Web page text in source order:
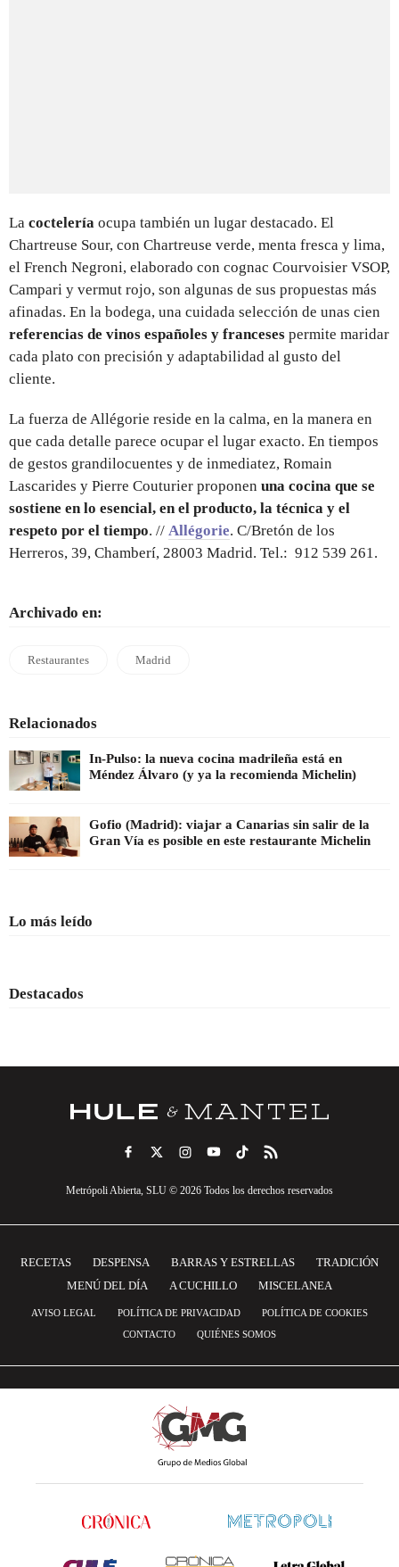
La coctelería ocupa también un lugar destacado. El
Chartreuse Sour, con Chartreuse verde, menta fresca y lima,
el French Negroni, elaborado con cognac Courvoisier VSOP,
Campari y vermut rojo, son algunas de sus propuestas más
afinadas. En la bodega, una cuidada selección de unas cien
referencias de vinos españoles y franceses permite maridar
cada plato con precisión y adaptabilidad al gusto del
cliente.
La fuerza de Allégorie reside en la calma, en la manera en
que cada detalle parece ocupar el lugar exacto. En tiempos
de gestos grandilocuentes y de inmediatez, Romain
Lascarides y Pierre Couturier proponen una cocina que se
sostiene en lo esencial, en el producto, la técnica y el
respeto por el tiempo. // Allégorie. C/Bretón de los
Herreros, 39, Chamberí, 28003 Madrid. Tel.: 912 539 261.
Archivado en:
Restaurantes Madrid
Relacionados
In-Pulso: la nueva cocina madrileña está en
Méndez Álvaro (y ya la recomienda Michelin)
Gofio (Madrid): viajar a Canarias sin salir de la
Gran Vía es posible en este restaurante Michelin
Lo más leído
Destacados
Metrópoli Abierta, SLU © 2026 Todos los derechos reservados
RECETAS DESPENSA BARRAS Y ESTRELLAS
TRADICIÓN
MENÚ DEL DÍA
A CUCHILLO MISCELANEA
AVISO LEGAL POLÍTICA DE PRIVACIDAD
POLÍTICA DE COOKIES
CONTACTO
QUIÉNES SOMOS